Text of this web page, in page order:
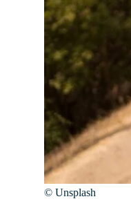
© Unsplash